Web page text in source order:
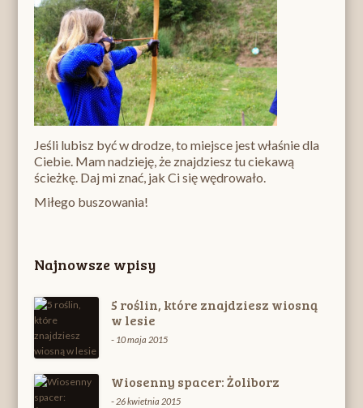
Jeśli lubisz być w drodze, to miejsce jest właśnie dla
Ciebie. Mam nadzieję, że znajdziesz tu ciekawą
ścieżkę. Daj mi znać, jak Ci się wędrowało.
Miłego buszowania!
Najnowsze wpisy
5 roślin, które znajdziesz wiosną
w lesie
- 10 maja 2015
Wiosenny spacer: Żoliborz
- 26 kwietnia 2015